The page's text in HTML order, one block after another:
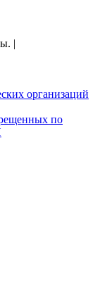
|
организаций
по